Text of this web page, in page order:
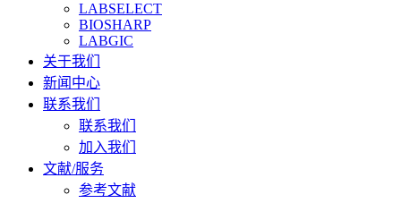
LABSELECT
BIOSHARP
LABGIC
关于我们
新闻中心
联系我们
联系我们
加入我们
文献/服务
参考文献